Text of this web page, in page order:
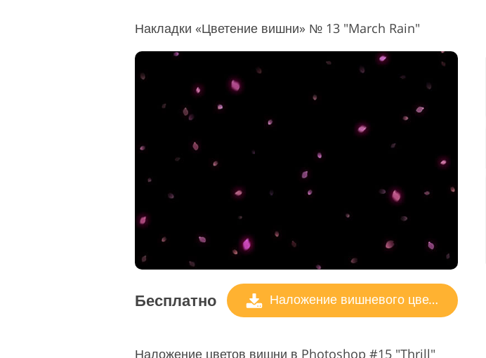
Накладки «Цветение вишни» № 13 "March Rain"
Бесплатно Наложение вишневого цвета
Наложение цветов вишни в Photoshop #15 "Thrill"